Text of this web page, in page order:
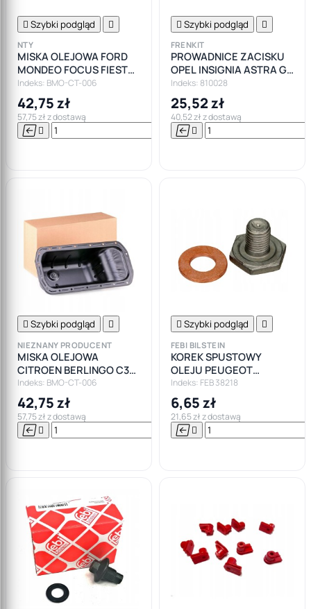
 Szybki podgląd 
NTY
MISKA OLEJOWA FORD
MONDEO FOCUS FIESTA
1.5 1.6 TDC
Indeks: BMO-CT-006
42,75 zł
57,75 zł z dostawą
  

 Szybki podgląd 
FRENKIT
PROWADNICE ZACISKU
OPEL INSIGNIA ASTRA G
H ZAFIRA VW BORA GOLF
PASSAT AUDI
Indeks: 810028
25,52 zł
40,52 zł z dostawą
 
 Szybki podgląd 
NIEZNANY PRODUCENT
MISKA OLEJOWA
CITROEN BERLINGO C3
C4 C5 PEUGEOT 206 307
FORD FOCUS MONDEO
Indeks: BMO-CT-006
42,75 zł
57,75 zł z dostawą
  

 Szybki podgląd 
FEBI BILSTEIN
KOREK SPUSTOWY
OLEJU PEUGEOT
CITROEN FORD VOLVO
TD
Indeks: FEB 38218
6,65 zł
21,65 zł z dostawą
 